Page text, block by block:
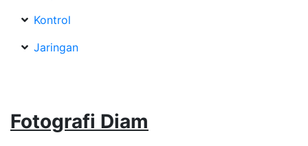
Kontrol
Jaringan
Fotografi Diam